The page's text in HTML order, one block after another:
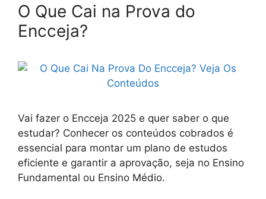
O Que Cai na Prova do
Encceja?
Vai fazer o Encceja 2025 e quer saber o que
estudar? Conhecer os conteúdos cobrados é
essencial para montar um plano de estudos
eficiente e garantir a aprovação, seja no Ensino
Fundamental ou Ensino Médio.